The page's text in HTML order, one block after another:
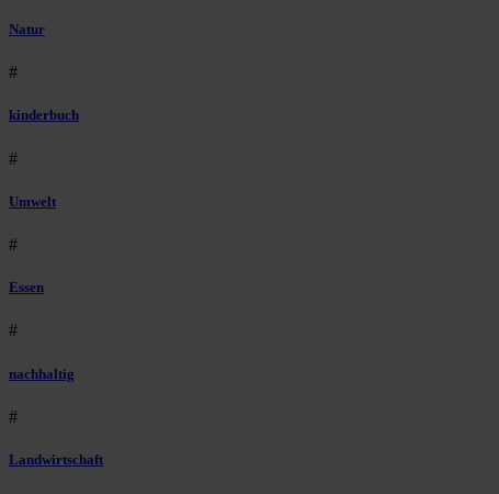
Natur
#
kinderbuch
#
Umwelt
#
Essen
#
nachhaltig
#
Landwirtschaft